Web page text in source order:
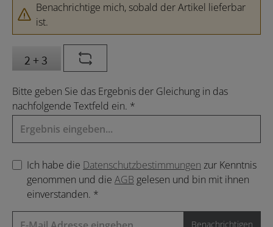
Benachrichtige mich, sobald der Artikel lieferbar
ist.
Bitte geben Sie das Ergebnis der Gleichung in das
nachfolgende Textfeld ein. *
Ich habe die Datenschutzbestimmungen zur Kenntnis
genommen und die AGB gelesen und bin mit ihnen
einverstanden. *
Benachrichtigen